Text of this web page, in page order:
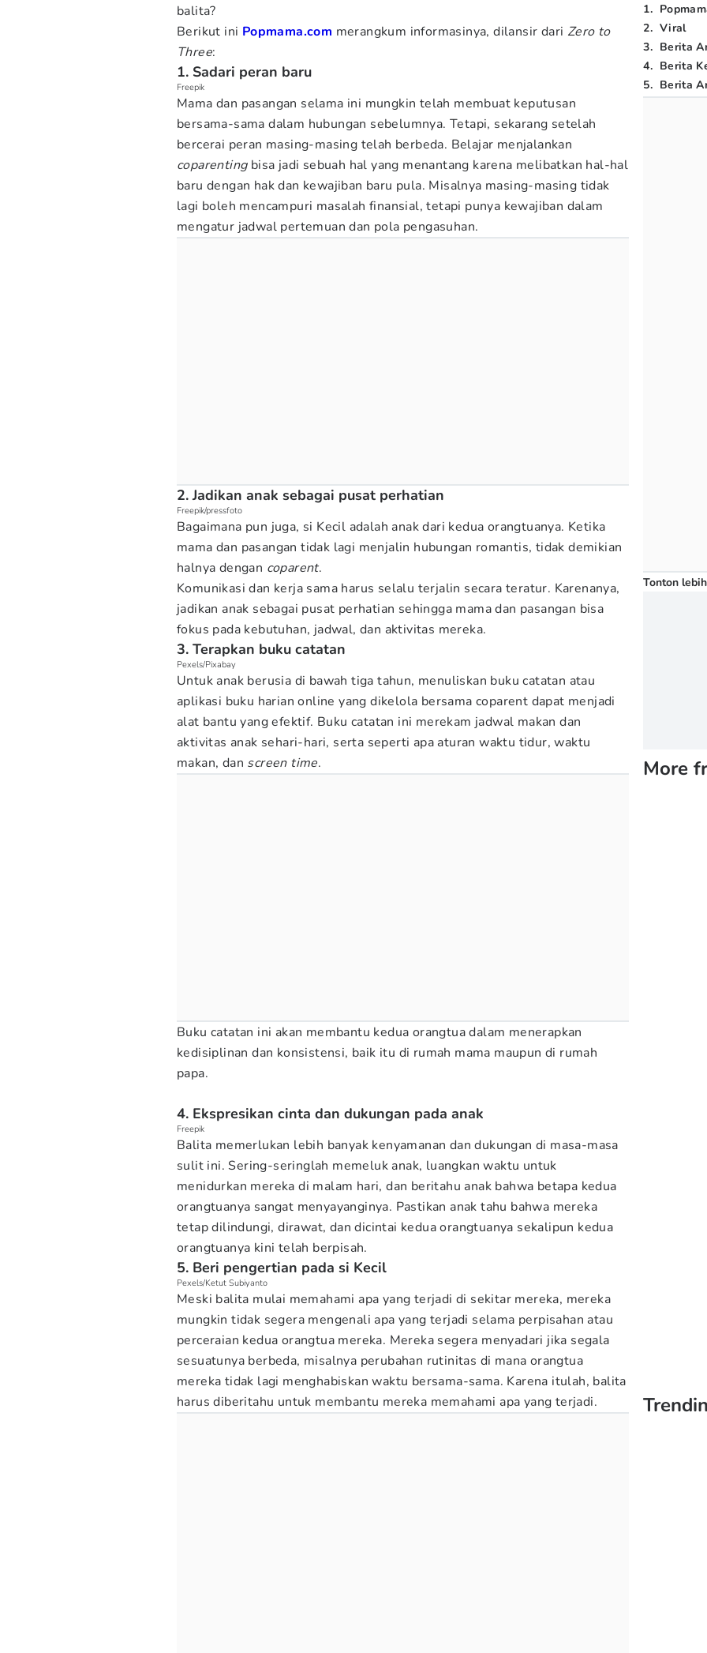
balita?
Berikut ini Popmama.com merangkum informasinya, dilansir dari Zero to
Three:
1. Sadari peran baru
Freepik
Mama dan pasangan selama ini mungkin telah membuat keputusan
bersama-sama dalam hubungan sebelumnya. Tetapi, sekarang setelah
bercerai peran masing-masing telah berbeda. Belajar menjalankan
coparenting bisa jadi sebuah hal yang menantang karena melibatkan hal-hal
baru dengan hak dan kewajiban baru pula. Misalnya masing-masing tidak
lagi boleh mencampuri masalah finansial, tetapi punya kewajiban dalam
mengatur jadwal pertemuan dan pola pengasuhan.
2. Jadikan anak sebagai pusat perhatian
Freepik/pressfoto
Bagaimana pun juga, si Kecil adalah anak dari kedua orangtuanya. Ketika
mama dan pasangan tidak lagi menjalin hubungan romantis, tidak demikian
halnya dengan coparent.
Komunikasi dan kerja sama harus selalu terjalin secara teratur. Karenanya,
jadikan anak sebagai pusat perhatian sehingga mama dan pasangan bisa
fokus pada kebutuhan, jadwal, dan aktivitas mereka.
3. Terapkan buku catatan
Pexels/Pixabay
Untuk anak berusia di bawah tiga tahun, menuliskan buku catatan atau
aplikasi buku harian online yang dikelola bersama coparent dapat menjadi
alat bantu yang efektif. Buku catatan ini merekam jadwal makan dan
aktivitas anak sehari-hari, serta seperti apa aturan waktu tidur, waktu
makan, dan screen time.
Buku catatan ini akan membantu kedua orangtua dalam menerapkan
kedisiplinan dan konsistensi, baik itu di rumah mama maupun di rumah
papa.
4. Ekspresikan cinta dan dukungan pada anak
Freepik
Balita memerlukan lebih banyak kenyamanan dan dukungan di masa-masa
sulit ini. Sering-seringlah memeluk anak, luangkan waktu untuk
menidurkan mereka di malam hari, dan beritahu anak bahwa betapa kedua
orangtuanya sangat menyayanginya. Pastikan anak tahu bahwa mereka
tetap dilindungi, dirawat, dan dicintai kedua orangtuanya sekalipun kedua
orangtuanya kini telah berpisah.
5. Beri pengertian pada si Kecil
Pexels/Ketut Subiyanto
Meski balita mulai memahami apa yang terjadi di sekitar mereka, mereka
mungkin tidak segera mengenali apa yang terjadi selama perpisahan atau
perceraian kedua orangtua mereka. Mereka segera menyadari jika segala
sesuatunya berbeda, misalnya perubahan rutinitas di mana orangtua
mereka tidak lagi menghabiskan waktu bersama-sama. Karena itulah, balita
harus diberitahu untuk membantu mereka memahami apa yang terjadi.
1.
2. Viral
3. Berita
4. Berita
5. Berita
Tonton
More